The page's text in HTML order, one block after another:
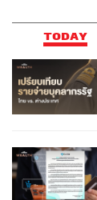
TODAY